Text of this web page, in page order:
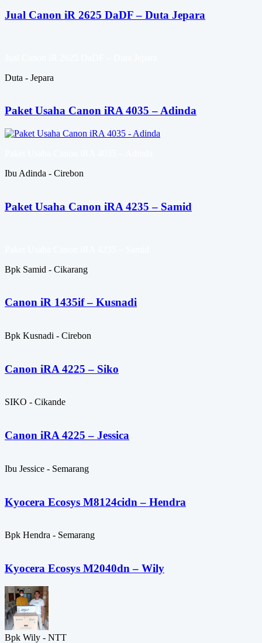
Jual Canon iR 2625 DaDF – Duta Jepara
Duta - Jepara
Paket Usaha Canon iRA 4035 – Adinda
Ibu Adinda - Cirebon
Paket Usaha Canon iRA 4235 – Samid
Bpk Samid - Cikarang
Canon iR 1435if – Kusnadi
Bpk Kusnadi - Cirebon
Canon iRA 4225 – Siko
SIKO - Cikande
Canon iRA 4225 – Jessica
Ibu Jessice - Semarang
Kyocera Ecosys M8124cidn – Hendra
Bpk Hendra - Semarang
Kyocera Ecosys M2040dn – Wily
Bpk Wily - NTT